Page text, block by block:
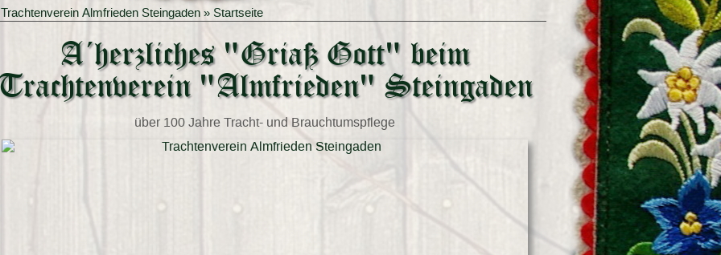
Trachtenverein Almfrieden Steingaden » Startseite
A´herzliches "Griaß Gott" beim
"Almfrieden" Steingaden
über 100 Jahre Tracht- und Brauchtumspflege